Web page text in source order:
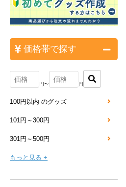
価格帯で探す
円〜 円
100円以内 のグッズ
101円～300円
301円～500円
もっと見る +